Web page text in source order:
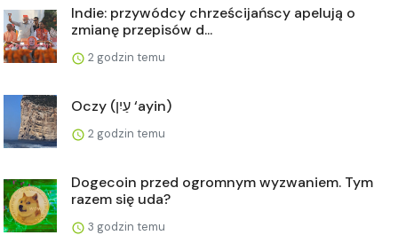
Indie: przywódcy chrześcijańscy apelują o
zmianę przepisów d...
2 godzin temu
Oczy (עַיִן ‘ayin)
2 godzin temu
Dogecoin przed ogromnym wyzwaniem. Tym
razem się uda?
3 godzin temu